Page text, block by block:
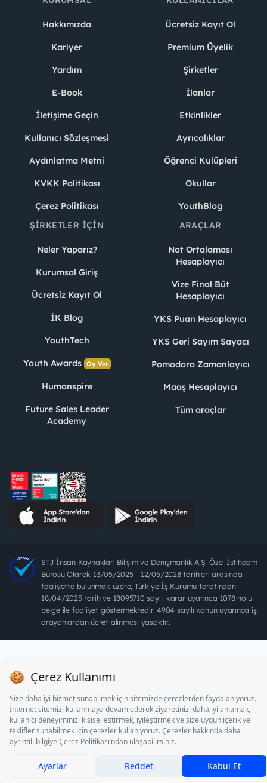
Hakkımızda
Kariyer
Yardım
E-Book
İletişime Geçin
Kullanıcı Sözleşmesi
Aydınlatma Metni
KVKK Politikası
Çerez Politikası
Ücretsiz Kayıt Ol
Premium Üyelik
Şirketler
İlanlar
Etkinlikler
Ayrıcalıklar
Öğrenci Kulüpleri
Okullar
YouthBlog
ŞIRKETLER İÇIN
Neler Yaparız?
Kurumsal Giriş
Ücretsiz Kayıt Ol
İK Blog
YouthTech
Youth Awards Oy Ver
Humanspire
Future Sales Leader
Academy
ARAÇLAR
Not Ortalaması
Hesaplayıcı
Vize Final Büt
Hesaplayıcı
YKS Puan Hesaplayıcı
YKS Geri Sayım Sayacı
Pomodoro Zamanlayıcı
Maaş Hesaplayıcı
Tüm araçlar
STJ İnsan Kaynakları Bilişim ve Danışmanlık A.Ş. Özel İstihdam
Bürosu Olarak 13/05/2025 - 12/05/2028 tarihleri arasında
faaliyette bulunmak üzere, Türkiye İş Kurumu tarafından
18/04/2025 tarih ve 18095710 sayılı karar uyarınca 1078 nolu
belge ile faaliyet göstermektedir. 4904 sayılı kanun uyarınca iş
arayanlardan ücret alınması yasaktır.